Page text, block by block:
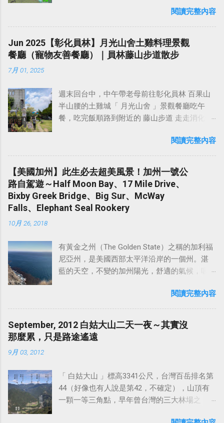
嶺，然後由鳶山岩那邊下至鳶峰路、出字就走
這代表我要再次經過剛才遇到幾隻蜂群盤旋的
地點。還好稍早經過時，蜂群沒有追上來攻擊
次應該也沒問題吧？如果蜂群敢主動攻擊我...
達出自信自勵的意志和堅定豪邁的氣概，亦充
石的烘托，雲煙的變化，使它在雄渾中兼有明
麗，靜穆中透著神奇。最為有名的是「 泰山四
泰山 也 是王母娘娘神話傳說的發祥地。早在魏
晉時期就建有王母池道觀。王母池位於泰山南
麓環山路東首，古稱「群玉庵」，又名「瑤
唐李白有「朝飲王母池」的吟詠 。 從司馬遷的
頂，一覽眾山小」。 泰山，這個有著數千年精
神文化的滲透和渲染以及人文景觀的烘托，而
被稱為「 五嶽之首 」的地方，猶如攀登長城一
樣，成為中華民族的精神文化的縮影。泰山最
好，環境清幽，雖然附近沒有商店，但其實15
分鐘車程就有萊爾富超商，也不會非常不方
便。 不過來這個地方，就是享受溫泉、享受寧
靜、享受大自然，太吵雜的商業設施反而顯得
雲三星 的 虎山 、 鳥嘴山 、 橫龍山 。 位在苗
栗泰安溫泉旁的「虎山」、「鳥嘴山（上島
山）」、「橫龍山」，形成虎、鳳、 龍三獸磐
據的態勢，故有「 水雲三星 」的稱號。 水雲三
星 中，我認為 橫龍山最值得去走 ，沿著 橫龍
天氣好的話，從產業道路這裡，就能欣賞到非
常壯觀的雲海景觀！或者也可以繼續開到 橫龍
古道 的登山口，那邊登山口前方的空地大約可
停四、五輛小客車。 我今天是停在橫龍山登山
援牌那邊走下山至橫龍古道登山口，再踢產業
道路回到停車處，這樣剛好一個小O型，這個路
線從3號救援牌之後才有小小的爬升，其餘路段
f5cfe0bacc7b0e2 請注意，到了 阿水泊露營區
的入口後，再往上開馬上有個岔路，這裡必需
龍山，還畫一個箭頭誤導...
就閃開』。 Linus 是誰？Linux 又是什麼東西，
不知道的話可以自己去問 AI。我想起快20年前
大學時期時，曾學過玩過幾年 Linux 搞伺服器，
記得當初最早接觸的好像是 Fedora 4，然後
Ubuntu 也玩過，但後來開始工作用 Mac 電腦之
石器時代人類碼農最後尊嚴的智障狗，在那邊
說著嘲諷、看不起 AI 的可悲話（以為自己的工
人智慧才是最高級智慧...笑屎💩）。像是每次我
一些諸如：『可是 AI 給的東西到底對不對？』
這種話（ AI 給的東西對不對端看你會不會用
啦，啊你不會用、瞧不起，更抗拒使用，結果
就是你們只能在旁邊說這些酸酸言論嘴秋自嗨
而已啦！ ），不然就是用不屑、找碴的口氣
說：『那個是 AI 弄的』（ 所以你這個逼哀仔是
魔，你全家都綠圾邪教走火入魔唷^_^ ）。總之
我前段時間真的已經聽這些無能者的可悲發言
聽到覺得很噁心了！ 我個人是覺得，時代的轉
輪已經在瘋狂的向前運轉，但某些台廠吃屎狗
還在那邊活在山洞裡鑽木取火自我感覺良好！
一群禿鷹聚在一起終究還是禿鷹，永遠不會變
成獅子啦 。 關於如何在工作上使用 AI？我想到
想要在省電和降低功耗上面和人家對齊，但我
聽說他們的硬體已經不想更動了，所以只能想
辦法從中層、上層去做優化。然後這個主題好
年都快過完一半了，還搞不出個屌毛。 然後有
閱讀完整內容
Jun 2025【彰化員林】月光山舍土雞料理景觀
餐廳（寵物友善餐廳）｜員林藤山步道散步
7月 01, 2025
週末回台中，中午帶老母前往彰化員林 百果山
半山腰的土雞城「 月光山舍 」景觀餐廳吃午
餐，吃完飯順路到附近的 藤山步道 走走消化一
一員，是員林人熟悉的後山遊憩地，也是 參山
國家風景區 的重要子區之一。鄰近有藤山步
道、隴頂古道、萬里長城步道、二百崁／三百
崁／四百崁步道等多條自然步道，沿途可見荔
枝、蓮霧等果園，空氣裡常有淡淡果香，不論
登高或健行都非常適合 今天來用餐的這家 月光
山舍景觀餐廳 ，坐擁180度無障礙物視野，是欣
咫尺高鐵全貌。 餐廳室內用餐空間，採光很
好，座位主要以大圓桌，8~10人為主，不過若
只有2～3人，沒客滿的話，店家也會接受訂
不了戶外的座位區。不過無論選擇室內或戶外
座位，都能感受到不同的氛圍，想欣賞夜景的
話，可以選擇晚上過來，假日可能需要提前預
約。 月光山舍景觀餐廳 提供多樣化的菜色，販
鍋，採自行先至櫃檯點餐結帳。 月光山舍土雞
料理景觀餐廳 電話：04-8334131 營業時間：
11:00～14:00 / 16:30～22:00 (週二公休) 地址：
彰化縣員林市出水巷57-6號 以下是彰化員林百
果山附近，口碑不錯的土雞城餐廳推薦： 月光
閱讀完整內容
【美國加州】此生必去超美風景！加州一號公
路自駕遊～Half Moon Bay、17 Mile Drive、
Bixby Greek Bridge、Big Sur、McWay
Falls、Elephant Seal Rookery
10月 26, 2018
有黃金之州（The Golden State）之稱的加利福
尼亞州，是美國西部太平洋沿岸的一個州。湛
藍的天空，不變的加州陽光，舒適的氣候，吸
由、多元的氣息，人口居全美第一。而著名的
加州一號公路（CA SR-1） 則是北美最受歡迎
的自駕遊路線，沒有之一。來到美國旅遊一定
要開車走過一遍！相信每一次駐足，都能被載
入你的人生史冊中。 加州一號公路 ，全長約
蜿蜒。從舊金山北邊的萊格特（Leggett）開
始，一路蜿蜒向南，直到洛杉磯南部的聖克萊
蒙特（San Clemente），穿越了加州整個西部
閱讀完整內容
September, 2012 白姑大山二天一夜～其實沒
那麼累，只是路途遙遠
9月 03, 2012
「 白姑大山 」標高3341公尺，台灣百岳排名第
44（好像也有人說是第42，不確定），山頂有
一顆一等三角點，早年曾台灣的三大林場之